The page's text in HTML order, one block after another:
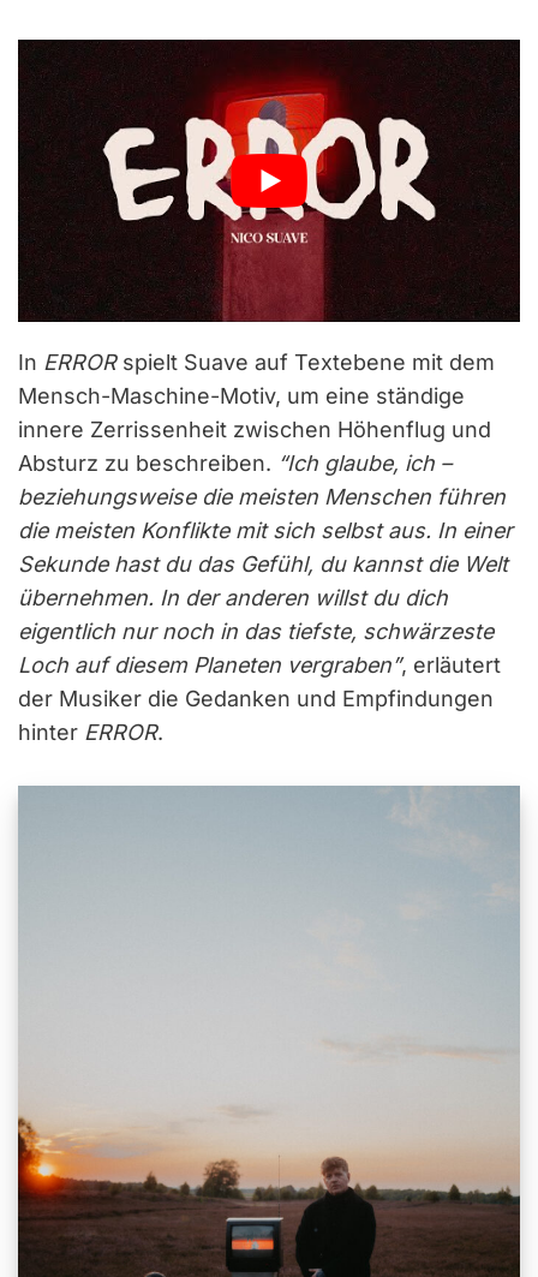
In ERRORspielt Suave auf Textebene mit dem
Mensch-Maschine-Motiv, um eine ständige
innere Zerrissenheit zwischen Höhenflug und
Absturz zu beschreiben. “Ich glaube, ich –
beziehungsweise die meisten Menschen führen
die meisten Konflikte mit sich selbst aus. In einer
Sekunde hast du das Gefühl, du kannst die Welt
übernehmen. In der anderen willst du dich
eigentlich nur noch in das tiefste, schwärzeste
Loch auf diesem Planeten vergraben”, erläutert
der Musiker die Gedanken und Empfindungen
hinter ERROR.